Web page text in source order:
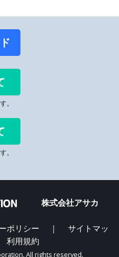
。
。
株式会社アサカ
ポリシー ｜
サイトマッ
利用規約
All rights reserved.